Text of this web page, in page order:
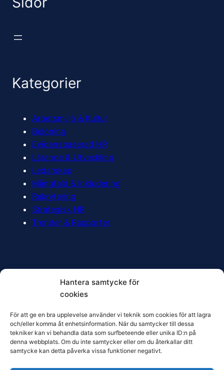
Hantera samtycke för
cookies
För att ge en bra upplevelse använder vi teknik som cookies för att lagra
och/eller komma åt enhetsinformation. När du samtycker till dessa
tekniker kan vi behandla data som surfbeteende eller unika ID:n på
denna webbplats. Om du inte samtycker eller om du återkallar ditt
samtycke kan detta påverka vissa funktioner negativt.
Kategorier
Arbetsmiljö & Kultur
Belöning
Evidensbaserad HR
Lärande & Utveckling
Ledarskap
Mångfald & Inkludering
Rekrytering
Strategisk HR
Trender & Rapporter
Prenumerera
Vill du få den senaste HR-forskningen direkt i din
inkorg? Prenumerera på nya inlägg här: